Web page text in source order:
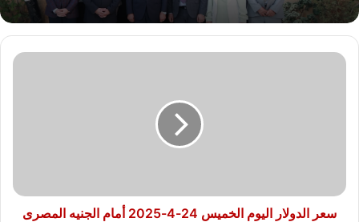
سعر
الجنيه
المصرى
سعر الدولار اليوم الخميس 24-4-2025 أمام الجنيه المصرى